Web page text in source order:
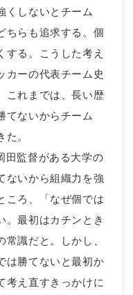
くしないとチーム
ちらも追求する。個
する。こうした考え
カーの代表チーム史
これまでは、長い歴
てないからチーム
。
田監督がある大学の
ないから組織力を強
ころ、「なぜ個では
。最初はカチンとき
識だと。しかし、
は勝てないと最初か
考え直すきっかけに